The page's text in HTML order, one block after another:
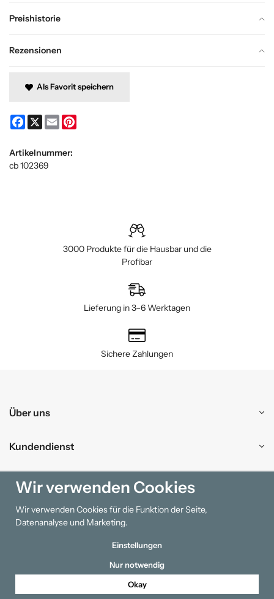
Preishistorie
Rezensionen
Als Favorit speichern
Facebook
X Email
Artikelnummer:
cb 102369
3000 Produkte für die Hausbar und die
Profibar
Lieferung in 3–6 Werktagen
Sichere Zahlungen
Über uns
Kundendienst
Einkaufen
Information
Wir verwenden Cookies
Wir verwenden Cookies für die Funktion der Seite,
Datenanalyse und Marketing.
Einstellungen
Nur notwendig
Okay